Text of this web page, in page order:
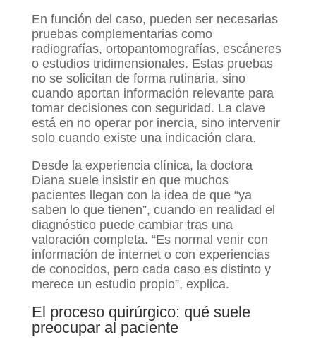
En función del caso, pueden ser necesarias
pruebas complementarias como
radiografías, ortopantomografías, escáneres
o estudios tridimensionales. Estas pruebas
no se solicitan de forma rutinaria, sino
cuando aportan información relevante para
tomar decisiones con seguridad. La clave
está en no operar por inercia, sino intervenir
solo cuando existe una indicación clara.
Desde la experiencia clínica, la doctora
Diana suele insistir en que muchos
pacientes llegan con la idea de que “ya
saben lo que tienen”, cuando en realidad el
diagnóstico puede cambiar tras una
valoración completa. “Es normal venir con
información de internet o con experiencias
de conocidos, pero cada caso es distinto y
merece un estudio propio”, explica.
El proceso quirúrgico: qué suele
preocupar al paciente